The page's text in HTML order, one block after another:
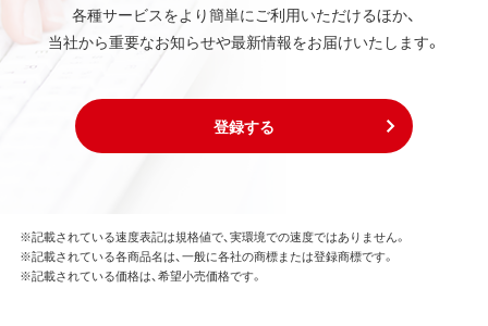
各種サービスをより簡単にご利用いただけるほか、
当社から重要なお知らせや最新情報をお届けいたします。
登録する
※記載されている速度表記は規格値で、実環境での速度ではありません。
※記載されている各商品名は、一般に各社の商標または登録商標です。
※記載されている価格は、希望小売価格です。